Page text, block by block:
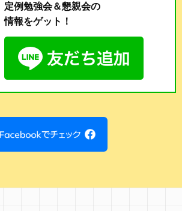
定例勉強会＆懇親会の
情報をゲット！